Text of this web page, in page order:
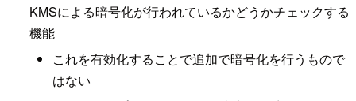
KMSによる暗号化が行われているかどうかチェックする
機能
これを有効化することで追加で暗号化を行うもので
はない